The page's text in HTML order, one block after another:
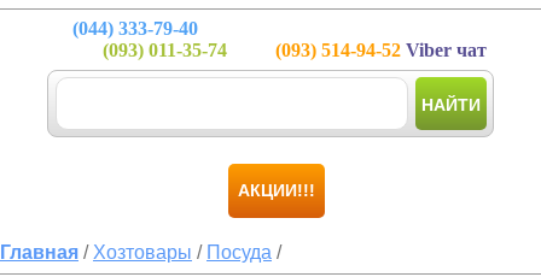
(044) 333-79-40
(093) 011-35-74 (093) 514-94-52 Viber чат
НАЙТИ
АКЦИИ!!!
Главная / Хозтовары / Посуда /